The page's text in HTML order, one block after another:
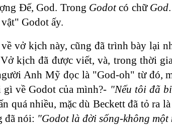
Đế, God. Trong Godotcó chữ God
Godot ấy.
vở kịch này, cũng đã trình bày lại
kịch đã được viết, và, trong thời
Anh Mỹ đọc là "God-oh" từ đó,
về Godot của mình?- "Nếu tôi đã
quá nhiều, mặc dù Beckett đã tỏ ra
đã nói: "Godot là đời sống-không